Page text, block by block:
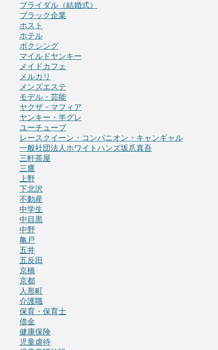
ブライダル（結婚式）
ブラック企業
ホスト
ホテル
ボクシング
マイルドヤンキー
メイドカフェ
メルカリ
メンズエステ
モデル・芸能
ヤクザ・マフィア
ヤンキー・半グレ
ユーチューブ
レースクイーン・コンパニオン・キャンギャル
一般社団法人ホワイトハンズ坂爪真吾
三軒茶屋
三鷹
上野
下北沢
不動産
中学生
中目黒
中野
亀戸
五井
五反田
京橋
京都
人形町
介護職
保育・保育士
借金
健康保険
児童虐待